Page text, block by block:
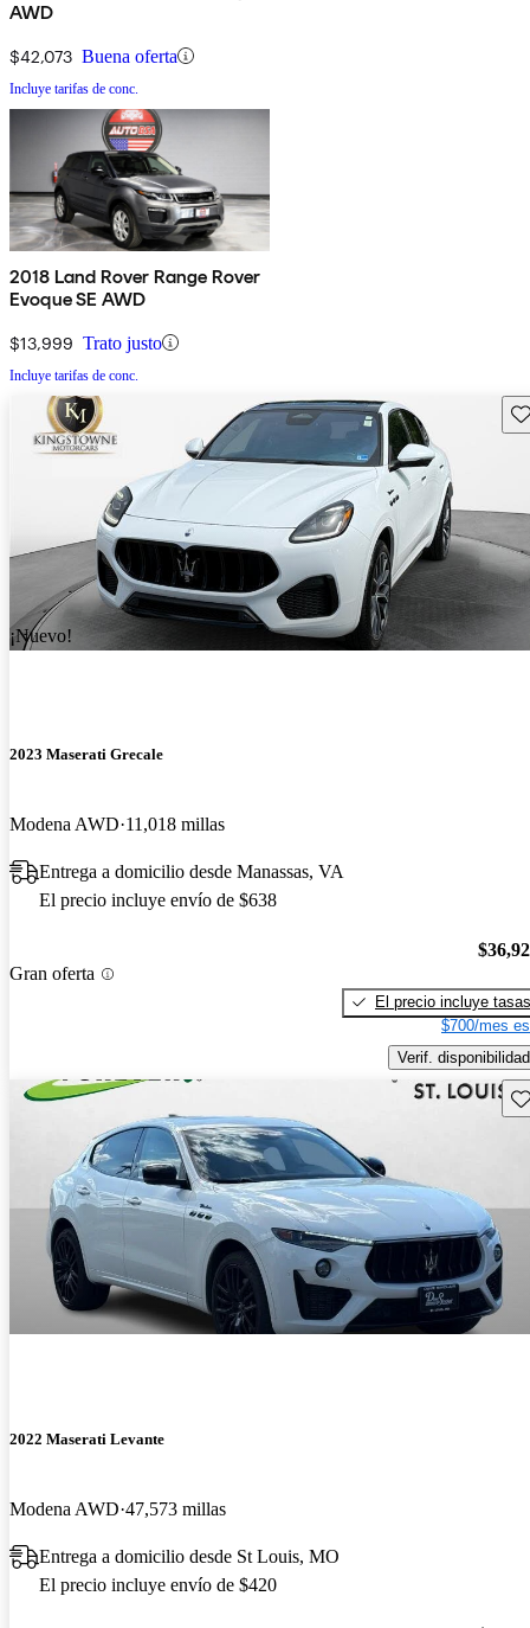
AWD
$42,073 Buena oferta
Incluye tarifas de conc.
2018 Land Rover Range Rover
Evoque SE AWD
$13,999 Trato justo
Incluye tarifas de conc.
¡Nuevo!
2023 Maserati Grecale
Modena AWD 11,018 millas
Entrega a domicilio desde Manassas, VA
El precio incluye envío de $638
Gran oferta
El precio incluye tasas
$700/mes
Verif. disponibilidad
2022 Maserati Levante
Modena AWD 47,573 millas
Entrega a domicilio desde St Louis, MO
El precio incluye envío de $420